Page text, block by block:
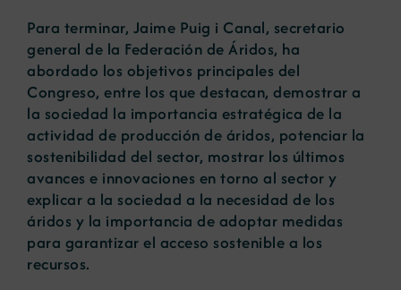
Para terminar, Jaime Puig i Canal, secretario
general de la Federación de Áridos, ha
abordado los objetivos principales del
Congreso, entre los que destacan, demostrar a
la sociedad la importancia estratégica de la
actividad de producción de áridos, potenciar la
sostenibilidad del sector, mostrar los últimos
avances e innovaciones en torno al sector y
explicar a la sociedad a la necesidad de los
áridos y la importancia de adoptar medidas
para garantizar el acceso sostenible a los
recursos.